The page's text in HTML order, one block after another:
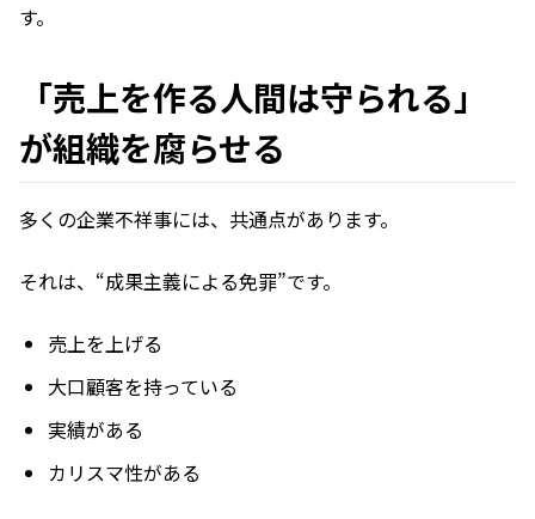
す。
「売上を作る人間は守られる」
が組織を腐らせる
多くの企業不祥事には、共通点があります。
それは、“成果主義による免罪”です。
売上を上げる
大口顧客を持っている
実績がある
カリスマ性がある